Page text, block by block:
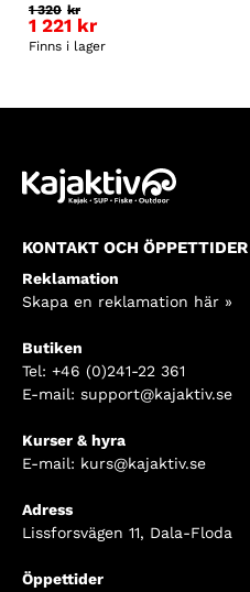
1 320 kr
1 221 kr
Finns i lager
KONTAKT OCH ÖPPETTIDER
Reklamation
Skapa en reklamation här »
Butiken
Tel: +46 (0)241-22 361
E-mail: support@kajaktiv.se
Kurser & hyra
E-mail: kurs@kajaktiv.se
Adress
Lissforsvägen 11, Dala-Floda
Öppettider